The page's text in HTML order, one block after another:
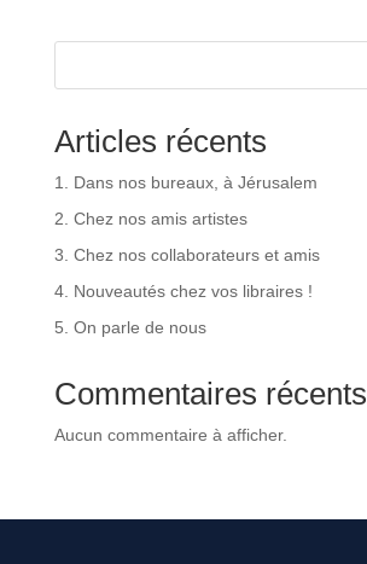
Articles récents
1. Dans nos bureaux, à Jérusalem
2. Chez nos amis artistes
3. Chez nos collaborateurs et amis
4. Nouveautés chez vos libraires !
5. On parle de nous
Commentaires récents
Aucun commentaire à afficher.